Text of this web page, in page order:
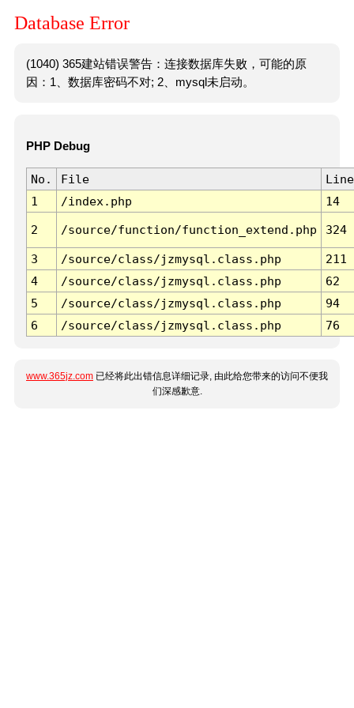
Database Error
(1040) 365建站错误警告：连接数据库失败，可能的原
因：1、数据库密码不对; 2、mysql未启动。
PHP Debug
No. File
Line
1
/index.php 14
2 /source/function/function_extend.php 324
3 /source/class/jzmysql.class.php
211
4
/source/class/jzmysql.class.php
62
5
/source/class/jzmysql.class.php
94
6
/source/class/jzmysql.class.php 76
www.365jz.com 已经将此出错信息详细记录, 由此给您带来的访问不便我
们深感歉意.